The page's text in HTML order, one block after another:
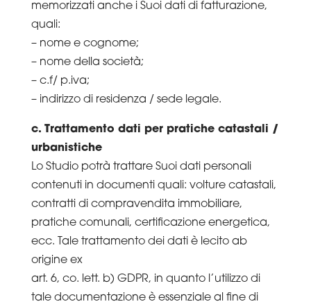
memorizzati anche i Suoi dati di fatturazione,
quali:
– nome e cognome;
– nome della società;
– c.f/ p.iva;
– indirizzo di residenza / sede legale.
c. Trattamento dati per pratiche catastali /
urbanistiche
Lo Studio potrà trattare Suoi dati personali
contenuti in documenti quali: volture catastali,
contratti di compravendita immobiliare,
pratiche comunali, certificazione energetica,
ecc. Tale trattamento dei dati è lecito ab
origine ex
art. 6, co. lett. b) GDPR, in quanto l’utilizzo di
tale documentazione è essenziale al fine di